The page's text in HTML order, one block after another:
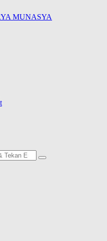
berbagai hal di sekitarnya